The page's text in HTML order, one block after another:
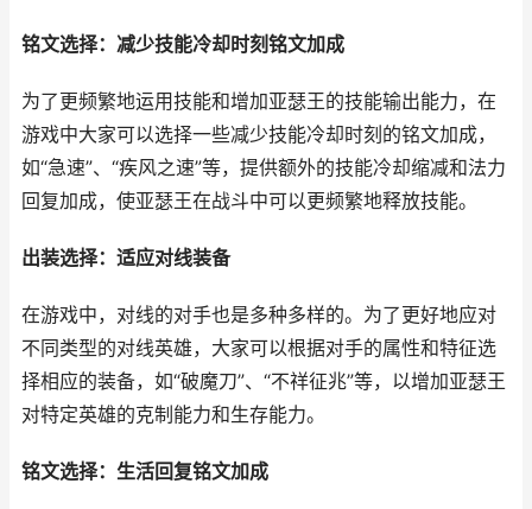
铭文选择：减少技能冷却时刻铭文加成
为了更频繁地运用技能和增加亚瑟王的技能输出能力，在
游戏中大家可以选择一些减少技能冷却时刻的铭文加成，
如“急速”、“疾风之速”等，提供额外的技能冷却缩减和法力
回复加成，使亚瑟王在战斗中可以更频繁地释放技能。
出装选择：适应对线装备
在游戏中，对线的对手也是多种多样的。为了更好地应对
不同类型的对线英雄，大家可以根据对手的属性和特征选
择相应的装备，如“破魔刀”、“不祥征兆”等，以增加亚瑟王
对特定英雄的克制能力和生存能力。
铭文选择：生活回复铭文加成